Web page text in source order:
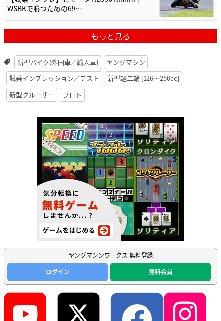
WSBKで勝つための69…
もっと見る
新型バイク(外国車／輸入車)
ヤングマシン
試乗インプレッション／テスト
新型軽二輪 [126〜250cc]
新型クルーザー
プロト
ヤングマシンワークス 無料登録
ログイン
無料会員